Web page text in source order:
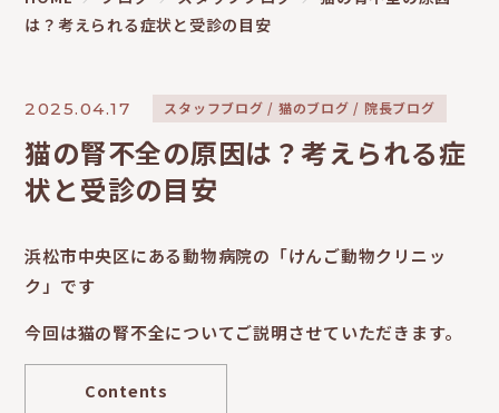
は？考えられる症状と受診の目安
2025.04.17 スタッフブログ 猫のブログ 院長ブログ
猫の腎不全の原因は？考えられる症
状と受診の目安
浜松市中央区にある動物病院の「けんご動物クリニッ
ク」です
今回は猫の腎不全についてご説明させていただきます。
Contents